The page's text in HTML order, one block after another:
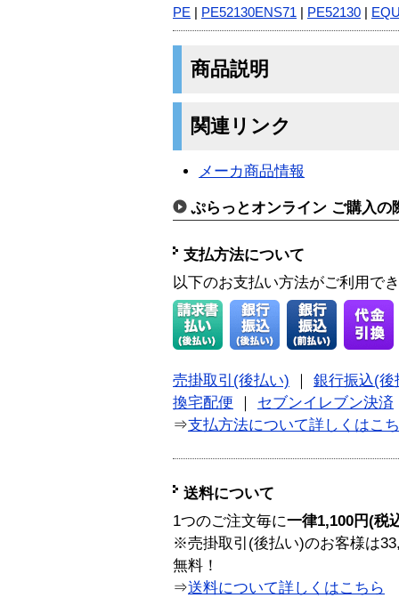
PE PE52130ENS71 PE52130
商品説明
関連リンク
メーカ商品情報
ぷらっとオンライン ご購入の
支払方法について
以下のお支払い方法がご利用で
売掛取引(後払い)
銀行振込(後
換宅配便
セブンイレブン決済
⇒支払方法について詳しくはこ
送料について
1つのご注文毎に一律1,100円(税
※売掛取引(後払い)のお客様は
無料！
⇒送料について詳しくはこちら